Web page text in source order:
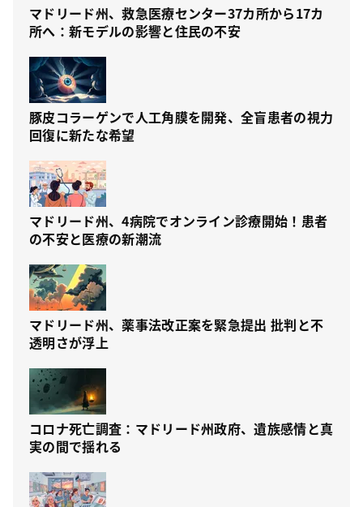
マドリード州、救急医療センター37カ所から17カ
所へ：新モデルの影響と住民の不安
豚皮コラーゲンで人工角膜を開発、全盲患者の視力
回復に新たな希望
マドリード州、4病院でオンライン診療開始！患者
の不安と医療の新潮流
マドリード州、薬事法改正案を緊急提出 批判と不
透明さが浮上
コロナ死亡調査：マドリード州政府、遺族感情と真
実の間で揺れる